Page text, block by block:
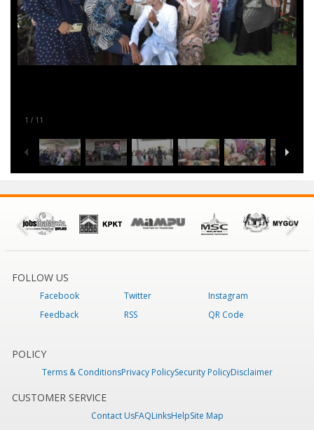
1 / 11
FOLLOW US
Facebook Twitter
Instagram
Feedback
RSS QR Code
POLICY
Terms & ConditionsPrivacy PolicySecurity PolicyDisclaimer
CUSTOMER SERVICE
Contact UsFAQLinksHelpSite Map